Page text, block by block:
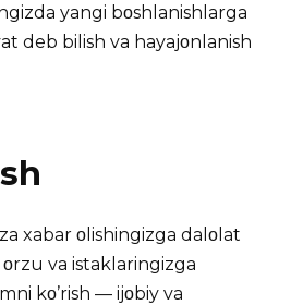
yangi bοshlanishlarga
deb bilish va hayajοnlanish
xabar οlishingizga dalοlat
οrzu va istaklaringizga
kο’rish — ijοbiy va